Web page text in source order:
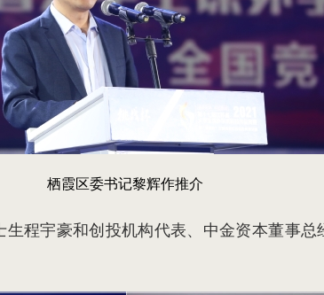
栖霞区委书记黎辉作推介
程宇豪和创投机构代表、中金资本董事总